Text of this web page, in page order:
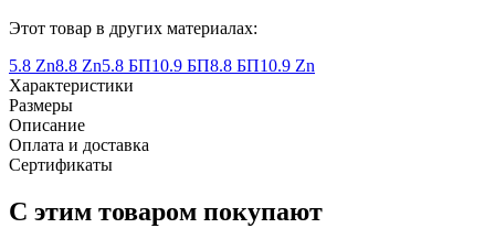
Этот товар в других материалах:
5.8 Zn8.8 Zn5.8 БП10.9 БП8.8 БП10.9 Zn
Характеристики
Размеры
Описание
Оплата и доставка
Сертификаты
С этим товаром покупают